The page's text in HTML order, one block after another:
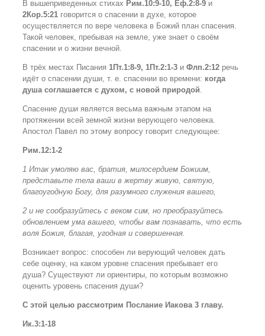
В вышеприведенных стихах Рим.10:9-10, Еф.2:8-9 и
2Кор.5:21 говорится о спасении в духе, которое
осуществляется по вере человека в Божий план спасения.
Такой человек, пребывая на земле, уже знает о своём
спасении и о жизни вечной.
В трёх местах Писания 1Пт.1:8-9, 1Пт.2:1-3 и Флп.2:12 речь
идёт о спасении души, т. е. спасении во времени: когда
душа соглашается с духом, с новой природой.
Спасение души является весьма важным этапом на
протяжении всей земной жизни верующего человека.
Апостол Павел по этому вопросу говорит следующее:
Рим.12:1-2
1 Итак умоляю вас, братия, милосердием Божиим,
представьте тела ваши в жертву живую, святую,
благоугодную Богу, для разумного служения вашего,
2 и не сообразуйтесь с веком сим, но преобразуйтесь
обновлением ума вашего, чтобы вам познавать, что есть
воля Божия, благая, угодная и совершенная.
Возникает вопрос: способен ли верующий человек дать
себе оценку, на каком уровне спасения пребывает его
душа? Существуют ли ориентиры, по которым возможно
оценить уровень спасения души?
С этой целью рассмотрим Послание Иакова 3 главу.
Ик.3:1-18